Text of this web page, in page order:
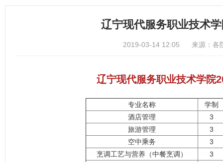
辽宁现代服务职业技术
2019-03-14 12:05 来源： 各
辽宁现代服务职业技术学院
专业名称
学制
酒店管理
3
旅游管理
3
空中乘务
3
烹调工艺与营养（中餐烹调）
3